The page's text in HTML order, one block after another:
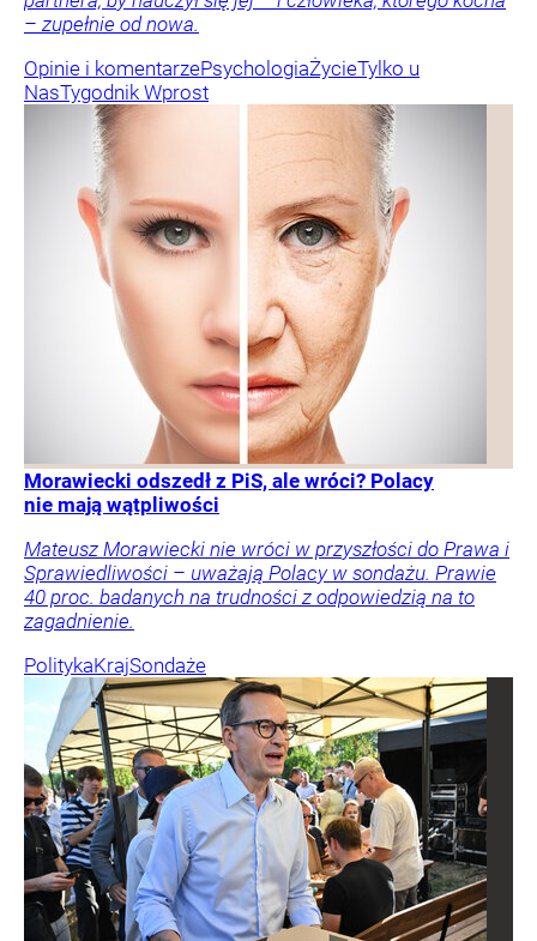
– zupełnie od nowa.
Opinie i komentarzePsychologiaŻycieTylko u
NasTygodnik Wprost
Morawiecki odszedł z PiS, ale wróci? Polacy
nie mają wątpliwości
Mateusz Morawiecki nie wróci w przyszłości do Prawa i
Sprawiedliwości – uważają Polacy w sondażu. Prawie
40 proc. badanych na trudności z odpowiedzią na to
zagadnienie.
PolitykaKrajSondaże